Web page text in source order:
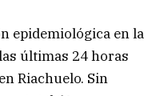
epidemiológica en la
últimas 24 horas
Riachuelo. Sin